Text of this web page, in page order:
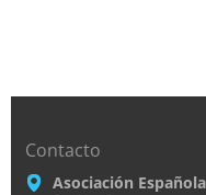
Contacto
Asociación